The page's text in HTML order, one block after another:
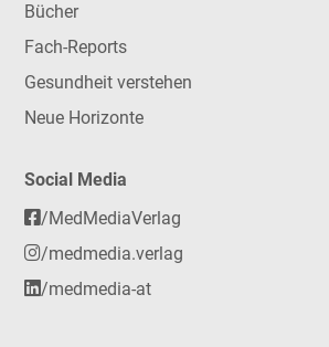
Bücher
Fach-Reports
Gesundheit verstehen
Neue Horizonte
Social Media
/MedMediaVerlag
/medmedia.verlag
/medmedia-at